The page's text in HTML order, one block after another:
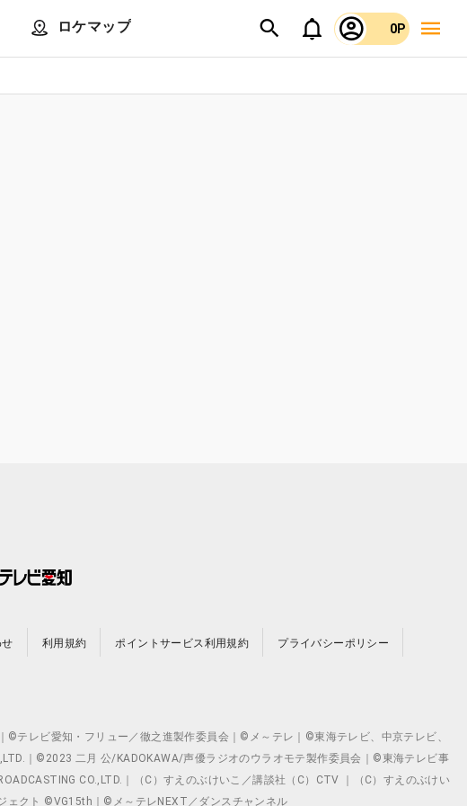
ロケマップ 0P
利用規約 ポイントサービス利用規約 プライバシーポリシー
レビ愛知・フリュー／徹之進製作委員会｜©メ～テレ｜©東海テレビ、中京テレビ、
｜©2023 二月 公/KADOKAWA/声優ラジオのウラオモテ製作委員会｜©東海テレビ事
CO.,LTD.｜（C）すえのぶけいこ／講談社（C）CTV ｜（C）すえのぶけい
ェクト ©VG15th｜©メ～テレNEXT／ダンスチャンネル